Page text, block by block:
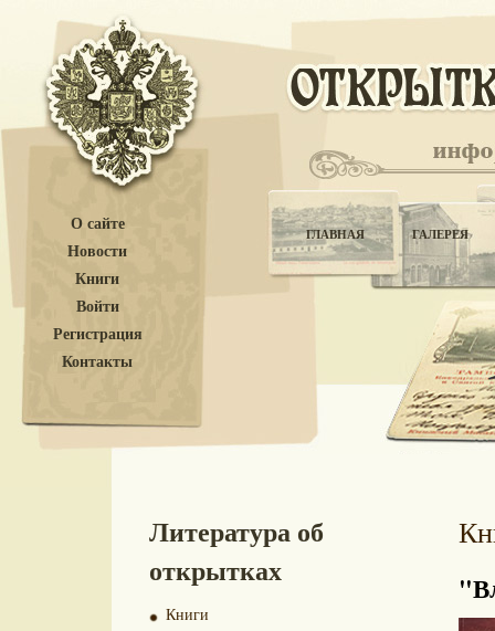
О сайте
Новости
Книги
Войти
Регистрация
Контакты
ГЛАВНАЯ ГАЛЕРЕЯ
Литература об
открытках
Книги